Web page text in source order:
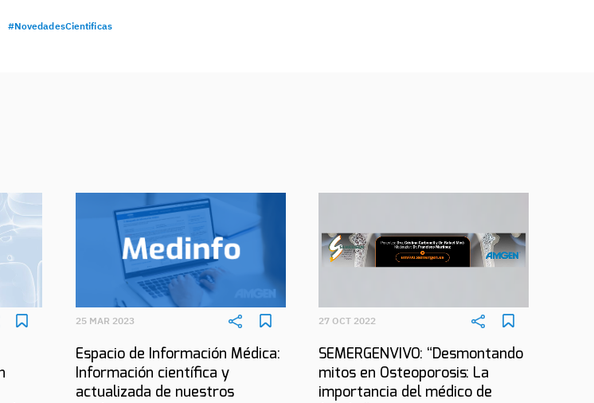
#NovedadesCientificas
25 MAR 2023
Espacio de Información Médica:
Información científica y
actualizada de nuestros
27 OCT 2022
SEMERGENVIVO: “Desmontando
mitos en Osteoporosis: La
importancia del médico de